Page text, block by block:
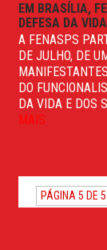
EM BRASÍLIA,
DEFESA DA VIDA
A FENASPS
DE JULHO, DE
DO
DA VIDA E DOS
MAIS
PÁGINA 5 DE 5